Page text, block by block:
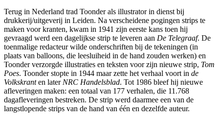
Terug in Nederland trad Toonder als illustrator in dienst bij
drukkerij/uitgeverij in Leiden. Na verscheidene pogingen strips te
maken voor kranten, kwam in 1941 zijn eerste kans toen hij
gevraagd werd een dagelijkse strip te leveren aan De Telegraaf. De
toenmalige redacteur wilde onderschriften bij de tekeningen (in
plaats van balloons, die leesluiheid in de hand zouden werken) en
Toonder verzorgde illustraties en teksten voor zijn nieuwe strip, Tom
Poes. Toonder stopte in 1944 maar zette het verhaal voort in de
Volkskranten later NRC Handelsblad. Tot 1986 bleef hij nieuwe
afleveringen maken: een totaal van 177 verhalen, die 11.768
dagafleveringen bestreken. De strip werd daarmee een van de
langstlopende strips van de hand van één en dezelfde auteur.